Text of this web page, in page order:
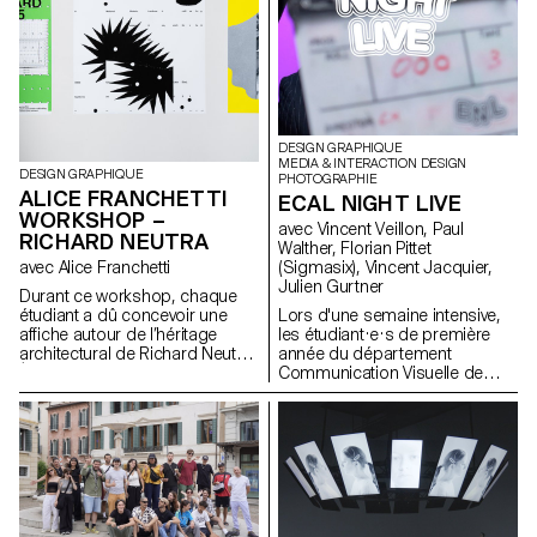
en livret grâce à un pliage. Ce
travail met en avant la
puissance combinatoire
d’éléments simples comme
force du design graphique,
ainsi que l’importance du
DESIGN GRAPHIQUE
ALICE FRANCHETTI
WORKSHOP –
RICHARD NEUTRA
avec Alice Franchetti
Durant ce workshop, chaque
étudiant a dû concevoir une
affiche autour de l’héritage
architectural de Richard Neutra.
moderniste et de ses principes
formels — lignes épurées,
transparence, géométrie
rigoureuse, intégration
paysagère — chaque élève a
réinterprété visuellement ses
idées dans un format
graphique en 2D.
DESIGN GRAPHIQUE
MEDIA & INTERACTION DESIGN
PHOTOGRAPHIE
ECAL NIGHT LIVE
avec Vincent Veillon, Paul
Walther, Florian Pittet
(Sigmasix), Vincent Jacquier,
Julien Gurtner
Lors d'une semaine intensive,
les étudiant·e·s de première
année du département
Communication Visuelle de
l'ECAL ont eu l’opportunité de
édition du "ECAL Night Live".
L'objectif était de concevoir une
émission inspirée des formats
télévisés satiriques. Répartis en
équipes pluridisciplinaires,